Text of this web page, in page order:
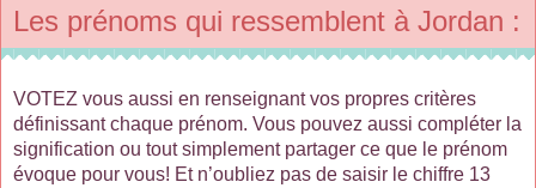
Les prénoms qui ressemblent à Jordan :
VOTEZ vous aussi en renseignant vos propres critères
définissant chaque prénom. Vous pouvez aussi compléter la
signification ou tout simplement partager ce que le prénom
évoque pour vous! Et n’oubliez pas de saisir le chiffre 13